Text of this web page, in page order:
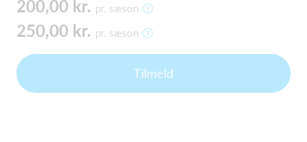
200,00 kr. pr. sæson
250,00 kr. pr. sæson
Tilmeld